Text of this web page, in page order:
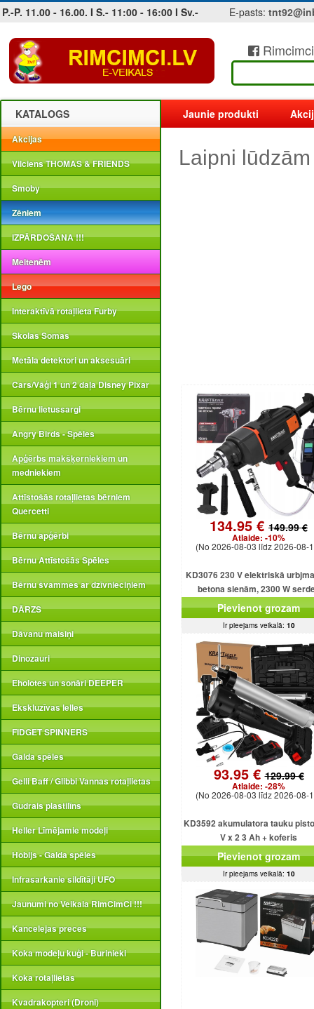
P.-P. 11.00 - 16.00. I S.- 11:00 - 16:00 I Sv.- E-pasts:
Jobs at sea and maritime vacancies
KATALOGS
Akcijas
Vilciens THOMAS & FRIENDS
Smoby
Zēniem
IZPĀRDOŠANA !!!
Meitenēm
Lego
Interaktīvā rotaļlieta Furby
Skolas Somas
Metāla detektori un aksesuāri
Cars/Vāģi 1 un 2 daļa Disney Pixar
Bērnu lietussargi
Angry Birds - Spēles
Apģērbs makšķerniekiem un
medniekiem
Attīstošās rotaļlietas bērniem
Quercetti
Bērnu apģērbi
Bērnu Attīstošās Spēles
Bērnu švammes ar dzīvnieciņiem
DĀRZS
Dāvanu maisiņi
Dinozauri
Eholotes un sonāri DEEPER
Ekskluzīvas lelles
FIDGET SPINNERS
Galda spēles
Gelli Baff / Glibbi Vannas rotaļlietas
Gudrais plastilīns
Heller Līmējamie modeļi
Hobijs - Galda spēles
Infrasarkanie sildītāji UFO
Jaunumi no Veikala RimCimCi !!!
Kancelejas preces
Koka modeļu kuģi - Burinieki
Koka rotaļlietas
Kvadrakopteri (Droni)
Jaunie produkti
Laipni
134.95 € 149.99 €
Atlaide: -10%
(No 2026-08-03 līdz 2026-08-
KD3076 230 V elektriskā
betona sienām, 2300 W
urbjmašīna ar dzesēšanu
Pievienot grozam
Ir pieejams veikalā: 10
93.95 €129.99 €
Atlaide: -28%
(No 2026-08-03 līdz 2026-08-
KD3592 akumulatora tauku
V x 2 3 Ah + koferis
Pievienot grozam
Ir pieejams veikalā: 10